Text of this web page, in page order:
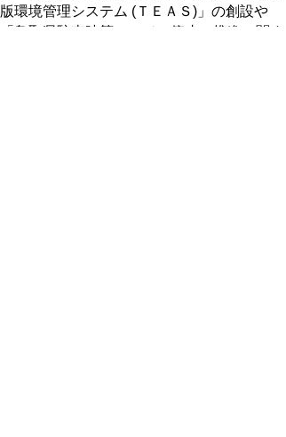
版環境管理システム (ＴＥＡＳ)」の創設や
「鳥取県駐車時等エンジン停止の推進に関す